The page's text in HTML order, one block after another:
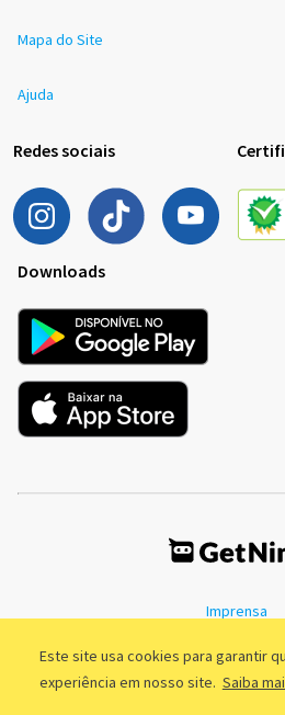
Este site usa cookies para garantir
experiência em nosso site. Saiba
Mapa do Site
Ajuda
Redes sociais
Downloads
Imprensa
Política de